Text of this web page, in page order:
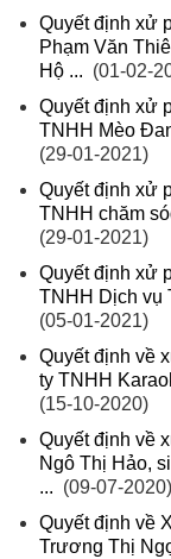
Quyết định xử
Phạm Văn
Hộ ... (01-02-
Quyết định xử
TNHH Mèo
(29-01-2021)
Quyết định xử
TNHH chăm
(29-01-2021)
Quyết định xử
TNHH Dịch vụ
(05-01-2021)
Quyết định về
ty TNHH
(15-10-2020)
Quyết định về
Ngô Thị Hảo,
... (09-07-2020)
Quyết định về
Trương Thị